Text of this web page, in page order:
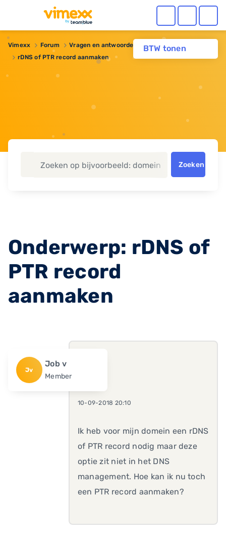
BTW tonen
Vimexx Forum
Vragen en antwoorden
rDNS of PTR record aanmaken
Zoeken
Onderwerp: rDNS of
PTR record
aanmaken
Jv
Job v
Member
10-09-2018 20:10
Ik heb voor mijn domein een rDNS
of PTR record nodig maar deze
optie zit niet in het DNS
management. Hoe kan ik nu toch
een PTR record aanmaken?